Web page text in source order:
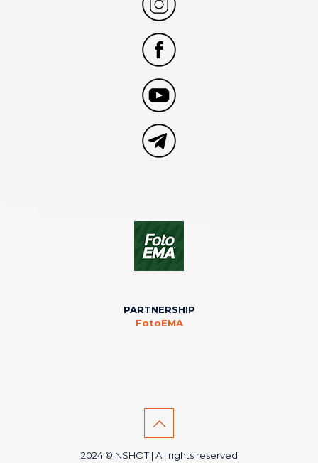
PARTNERSHIP
FotoEMA
2024 © NSHOT | All rights reserved